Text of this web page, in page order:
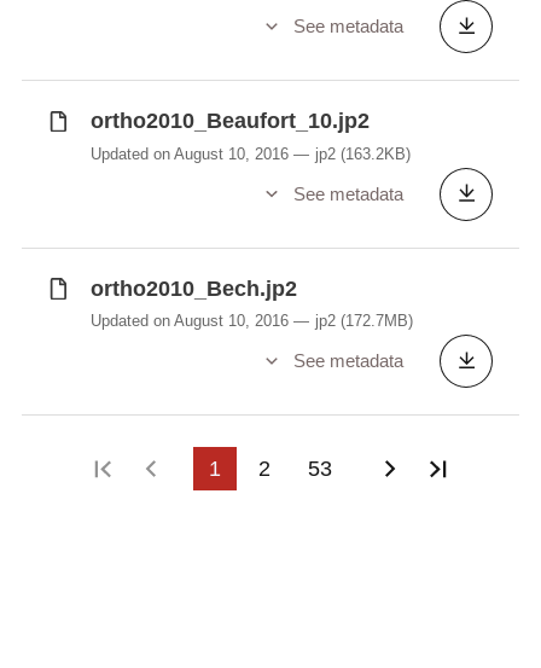
See metadata
ortho2010_Beaufort_10.jp2
Updated on August 10, 2016 jp2 (163.2KB)
See metadata
ortho2010_Bech.jp2
Updated on August 10, 2016 jp2 (172.7MB)
See metadata
First pagePrevious page
1 2 53 Next page